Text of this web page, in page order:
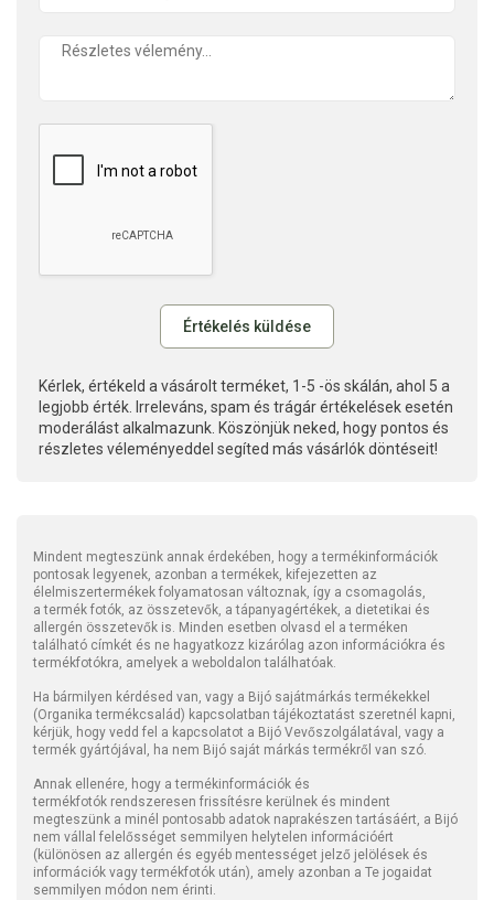
Kérlek, értékeld a vásárolt terméket, 1-5 -ös skálán, ahol 5 a
legjobb érték. Irreleváns, spam és trágár értékelések esetén
moderálást alkalmazunk. Köszönjük neked, hogy pontos és
részletes véleményeddel segíted más vásárlók döntéseit!
Mindent megteszünk annak érdekében, hogy a termékinformációk
pontosak legyenek, azonban a termékek, kifejezetten az
élelmiszertermékek folyamatosan változnak, így a csomagolás,
a termék fotók, az összetevők, a tápanyagértékek, a dietetikai és
allergén összetevők is. Minden esetben olvasd el a terméken
található címkét és ne hagyatkozz kizárólag azon információkra és
termékfotókra, amelyek a weboldalon találhatóak.
Ha bármilyen kérdésed van, vagy a Bijó sajátmárkás termékekkel
(Organika termékcsalád) kapcsolatban tájékoztatást szeretnél kapni,
kérjük, hogy vedd fel a kapcsolatot a Bijó Vevőszolgálatával, vagy a
termék gyártójával, ha nem Bijó saját márkás termékről van szó.
Annak ellenére, hogy a termékinformációk és
termékfotók rendszeresen frissítésre kerülnek és mindent
megteszünk a minél pontosabb adatok naprakészen tartásáért, a Bijó
nem vállal felelősséget semmilyen helytelen információért
(különösen az allergén és egyéb mentességet jelző jelölések és
információk vagy termékfotók után), amely azonban a Te jogaidat
semmilyen módon nem érinti.